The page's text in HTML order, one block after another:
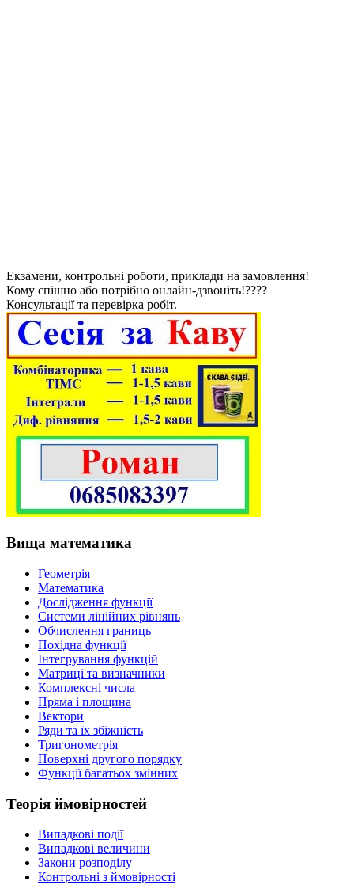
Екзамени, контрольні роботи, приклади на замовлення!
Кому спішно або потрібно онлайн-дзвоніть!????
Консультації та перевірка робіт.
Вища математика
Геометрія
Математика
Дослідження функції
Системи лінійних рівнянь
Обчислення границь
Похідна функції
Інтегрування функцій
Матриці та визначники
Комплексні числа
Пряма і площина
Вектори
Ряди та їх збіжність
Тригонометрія
Поверхні другого порядку
Функції багатьох змінних
Теорія ймовірностей
Випадкові події
Випадкові величини
Закони розподілу
Контрольні з ймовірності